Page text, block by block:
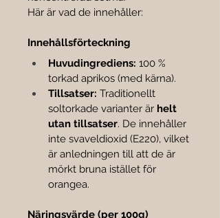
Här är vad de innehåller:
Innehållsförteckning
Huvudingrediens: 100 %
torkad aprikos (med kärna).
Tillsatser: Traditionellt
soltorkade varianter är helt
utan tillsatser. De innehåller
inte svaveldioxid (E220), vilket
är anledningen till att de är
mörkt bruna istället för
orangea.
Näringsvärde (per 100g)